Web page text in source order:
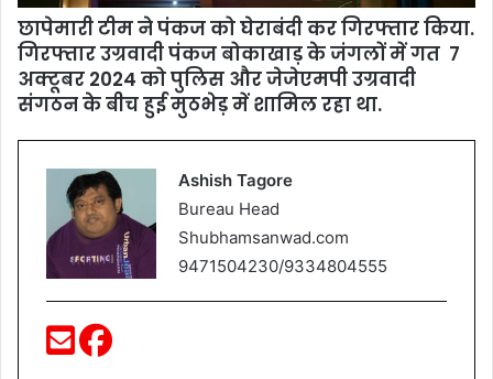
छापेमारी टीम ने पंकज को घेराबंदी कर गिरफ्तार किया.
गिरफ्तार उग्रवादी पंकज बोकाखाड़ के जंगलों में गत 7
अक्टूबर 2024 को पुलिस और जेजेएमपी उग्रवादी
संगठन के बीच हुई मुठभेड़ में शामिल रहा था.
Ashish Tagore
Bureau Head
Shubhamsanwad.com
9471504230/9334804555